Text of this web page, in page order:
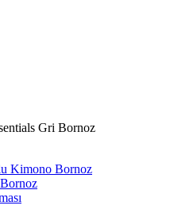
Gri Bornoz
Kimono Bornoz